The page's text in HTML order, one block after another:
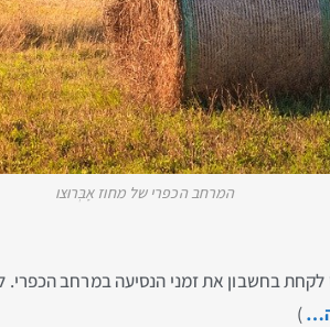
המרחב הכפרי של מחוז אָבְּרוּצו
לקחת בחשבון את זמני הנסיעה במרחב
)